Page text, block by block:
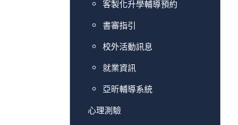
客製化升學輔導預約
書審指引
校外活動訊息
就業資訊
亞昕輔導系統
心理測驗